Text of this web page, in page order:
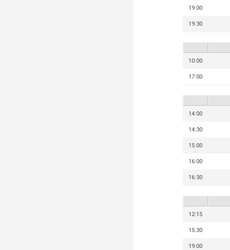
19:00
19:30
10:00
17:00
14:00
14:30
15:00
16:00
16:30
12:15
15:30
19:00